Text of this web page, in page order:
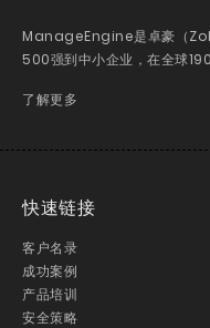
ManageEngine是卓豪（
500强到中小企业，在全球
了解更多
快速链接
客户名录
成功案例
产品培训
安全策略